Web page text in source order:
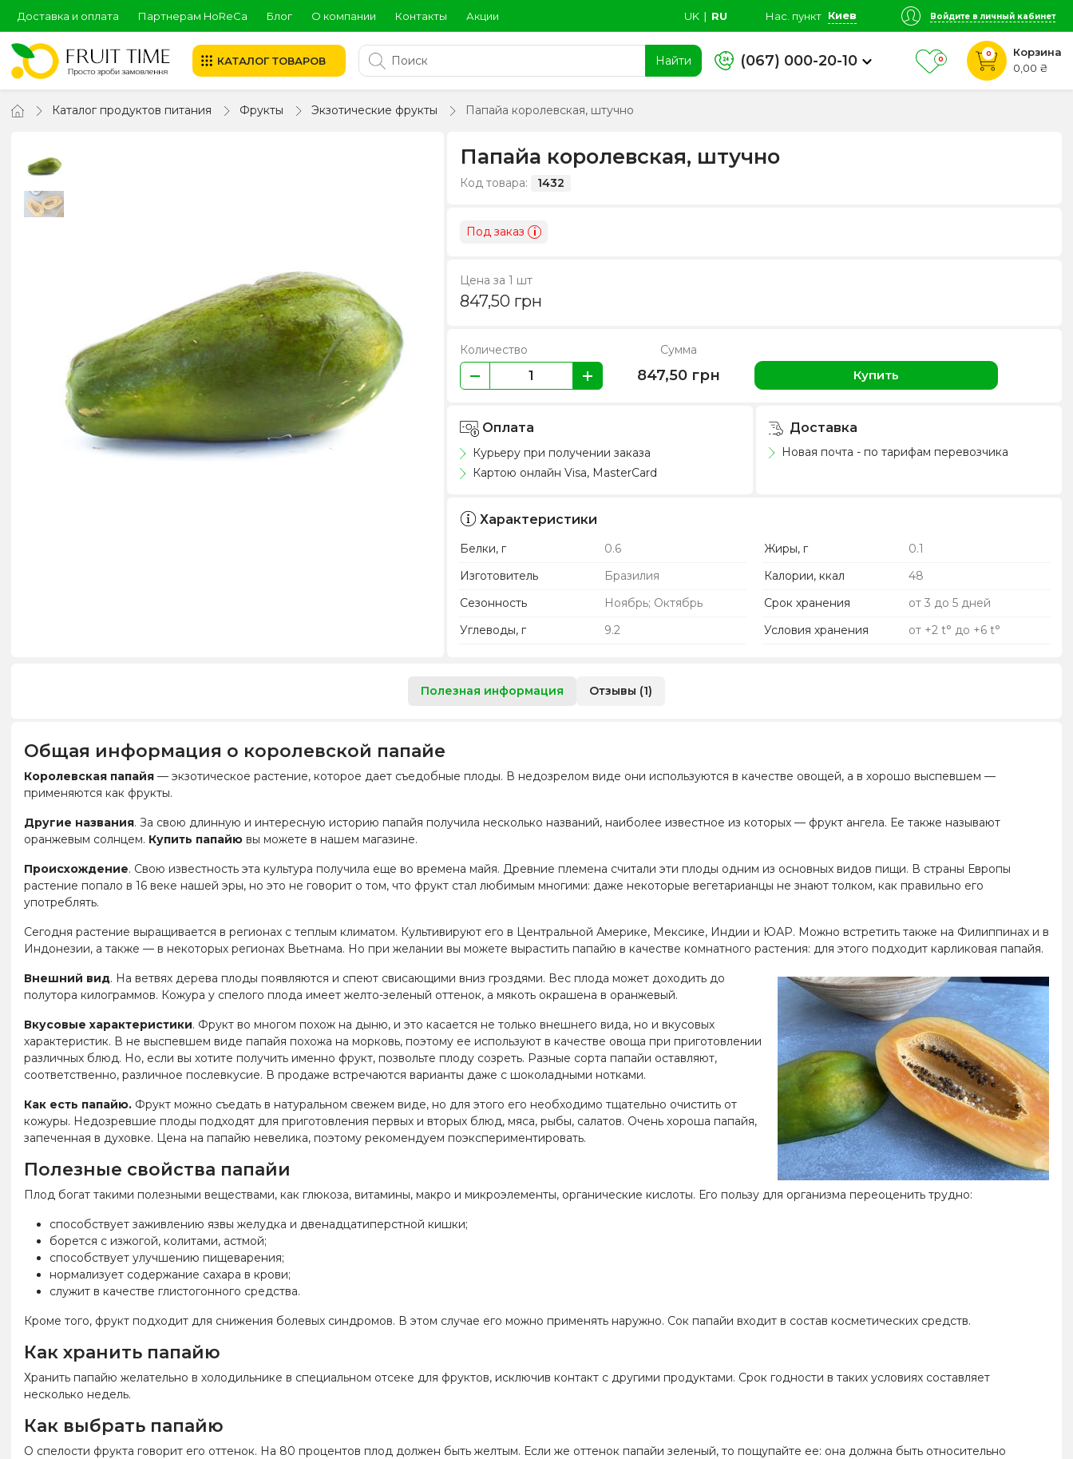
Доставка и оплата Партнерам HoReCa Блог О компании Контакты Акции UK ∣ RU Нас. пункт Киев Войдите в личный кабинет
КАТАЛОГ ТОВАРОВ Найти (067) 000-20-10 0
0
Корзина
0,00 ₴
Каталог продуктов питания Фрукты Экзотические фрукты Папайа королевская, штучно
Папайа королевская, штучно
Код товара: 1432
Под заказ i
Цена за 1 шт
847,50 грн
Количество Сумма
847,50 грн Купить
Оплата
Курьеру при получении заказа
Картою онлайн Visa, MasterCard
Доставка
Новая почта - по тарифам перевозчика
Характеристики
Белки, г 0.6 Жиры, г
0.1
Изготовитель
Бразилия Калории, ккал
48
Сезонность
Ноябрь; Октябрь Срок хранения
от 3 до 5 дней
Углеводы, г
9.2 Условия хранения от +2 t° до +6 t°
Полезная информация Отзывы (1)
Общая информация о королевской папайе
Королевская папайя — экзотическое растение, которое дает съедобные плоды. В недозрелом виде они используются в качестве овощей, а в хорошо выспевшем —
применяются как фрукты.
Другие названия. За свою длинную и интересную историю папайя получила несколько названий, наиболее известное из которых — фрукт ангела. Ее также называют
оранжевым солнцем. Купить папайю вы можете в нашем магазине.
Происхождение. Свою известность эта культура получила еще во времена майя. Древние племена считали эти плоды одним из основных видов пищи. В страны Европы
растение попало в 16 веке нашей эры, но это не говорит о том, что фрукт стал любимым многими: даже некоторые вегетарианцы не знают толком, как правильно его
употреблять.
Сегодня растение выращивается в регионах с теплым климатом. Культивируют его в Центральной Америке, Мексике, Индии и ЮАР. Можно встретить также на Филиппинах и в
Индонезии, а также — в некоторых регионах Вьетнама. Но при желании вы можете вырастить папайю в качестве комнатного растения: для этого подходит карликовая папайя.
Внешний вид. На ветвях дерева плоды появляются и спеют свисающими вниз гроздями. Вес плода может доходить до
полутора килограммов. Кожура у спелого плода имеет желто-зеленый оттенок, а мякоть окрашена в оранжевый.
Вкусовые характеристики. Фрукт во многом похож на дыню, и это касается не только внешнего вида, но и вкусовых
характеристик. В не выспевшем виде папайя похожа на морковь, поэтому ее используют в качестве овоща при приготовлении
различных блюд. Но, если вы хотите получить именно фрукт, позвольте плоду созреть. Разные сорта папайи оставляют,
соответственно, различное послевкусие. В продаже встречаются варианты даже с шоколадными нотками.
Как есть папайю. Фрукт можно съедать в натуральном свежем виде, но для этого его необходимо тщательно очистить от
кожуры. Недозревшие плоды подходят для приготовления первых и вторых блюд, мяса, рыбы, салатов. Очень хороша папайя,
запеченная в духовке. Цена на папайю невелика, поэтому рекомендуем поэкспериментировать.
Полезные свойства папайи
Плод богат такими полезными веществами, как глюкоза, витамины, макро и микроэлементы, органические кислоты. Его пользу для организма переоценить трудно:
способствует заживлению язвы желудка и двенадцатиперстной кишки;
борется с изжогой, колитами, астмой;
способствует улучшению пищеварения;
нормализует содержание сахара в крови;
служит в качестве глистогонного средства.
Кроме того, фрукт подходит для снижения болевых синдромов. В этом случае его можно применять наружно. Сок папайи входит в состав косметических средств.
Как хранить папайю
Хранить папайю желательно в холодильнике в специальном отсеке для фруктов, исключив контакт с другими продуктами. Срок годности в таких условиях составляет
несколько недель.
Как выбрать папайю
О спелости фрукта говорит его оттенок. На 80 процентов плод должен быть желтым. Если же оттенок папайи зеленый, то пощупайте ее: она должна быть относительно